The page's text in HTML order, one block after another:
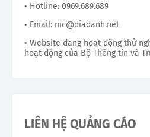
• Hotline: 0969.689.689
• Email: mc@diadanh.net
• Website đang hoạt động thử
hoạt động của Bộ Thông tin và
LIÊN HỆ QUẢNG CÁO